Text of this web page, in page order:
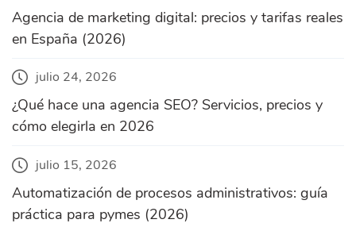
Agencia de marketing digital: precios y tarifas reales
en España (2026)
julio 24, 2026
¿Qué hace una agencia SEO? Servicios, precios y
cómo elegirla en 2026
julio 15, 2026
Automatización de procesos administrativos: guía
práctica para pymes (2026)